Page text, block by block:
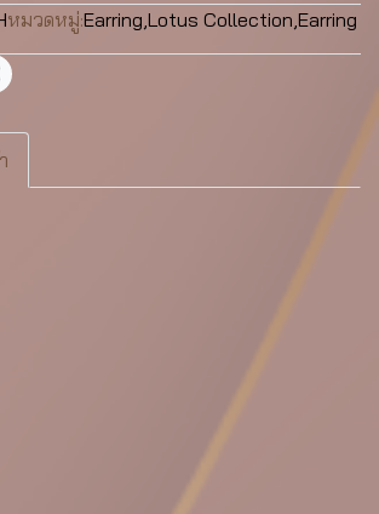
หมวดหมู่:Earring,Lotus Collection,Earring
ร์